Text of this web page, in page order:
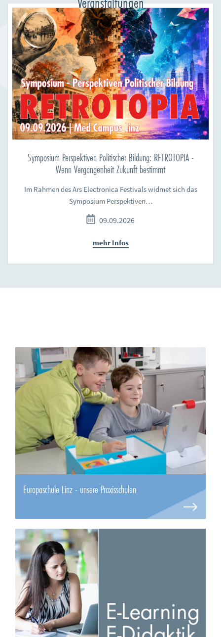
Symposium Perspektiven Politischer Bildung: RETROTOPIA -
Wenn Vergangenheit Zukunft bestimmt
Im Rahmen des Ars Electronica Festivals widmet sich das
Symposium Perspektiven…
09.09.2026
mehr Infos
Europaschule Linz - unsere Praxisschulen